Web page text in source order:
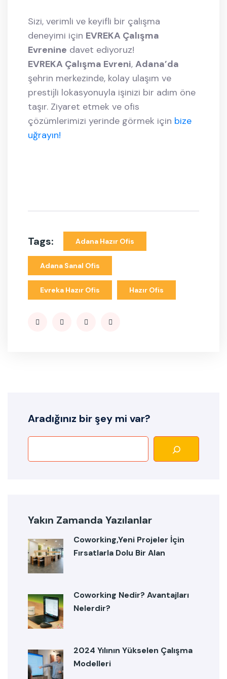
Sizi, verimli ve keyifli bir çalışma
deneyimi için EVREKA Çalışma
Evrenine davet ediyoruz!
EVREKA Çalışma Evreni, Adana’da
şehrin merkezinde, kolay ulaşım ve
prestijli lokasyonuyla işinizi bir adım öne
taşır. Ziyaret etmek ve ofis
çözümlerimizi yerinde görmek için bize
uğrayın!
Tags: Adana Hazır Ofis
Adana Sanal Ofis
Evreka Hazır Ofis Hazır Ofis
Aradığınız bir şey mi var?
Yakın Zamanda Yazılanlar
Coworking,Yeni Projeler İçin
Fırsatlarla Dolu Bir Alan
Coworking Nedir? Avantajları
Nelerdir?
2024 Yılının Yükselen Çalışma
Modelleri